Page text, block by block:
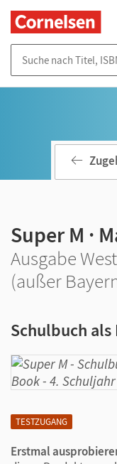
TESTZUGANG
Erstmal
Super M ·
Ausgabe
(außer
Schulbuch als